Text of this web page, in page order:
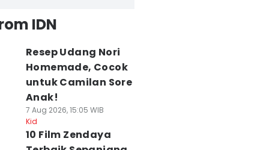
IDN
Resep Udang Nori
Homemade, Cocok
untuk Camilan Sore
Anak!
7 Aug 2026, 15:05 WIB
Kid
10 Film Zendaya